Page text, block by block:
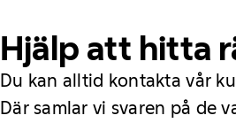
Hjälp att hitta
Du kan alltid kontakta vår
Där samlar vi svaren på de